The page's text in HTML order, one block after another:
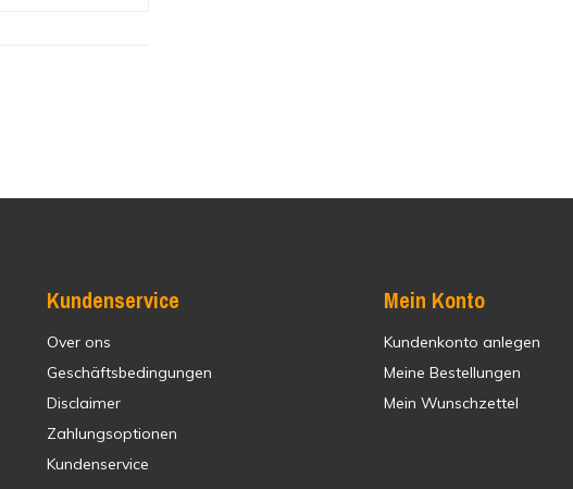
Kundenservice
Over ons
Geschäftsbedingungen
Disclaimer
Zahlungsoptionen
Kundenservice
Mein Konto
Kundenkonto anlegen
Meine Bestellungen
Mein Wunschzettel